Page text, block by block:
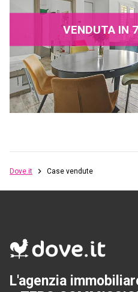
VENDUTA IN
Dove.it Case vendute
L'agenzia